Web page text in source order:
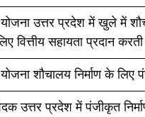
उत्तर प्रदेश में खुले में
वित्तीय सहायता प्रदान
शौचालय निर्माण के लिए
उत्तर प्रदेश में पंजीकृत